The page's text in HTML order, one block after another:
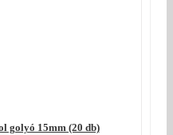
golyó 15mm (20 db)